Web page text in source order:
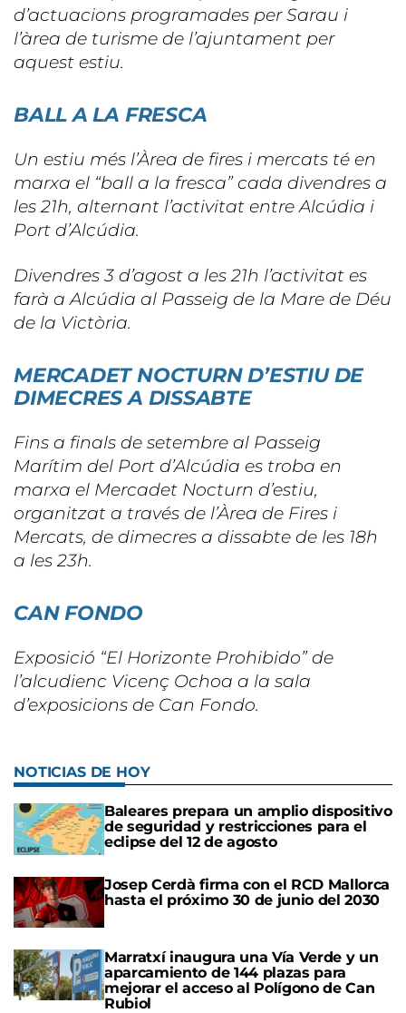
d’actuacions programades per Sarau i
l’àrea de turisme de l’ajuntament per
aquest estiu.
BALL A LA FRESCA
Un estiu més l’Àrea de fires i mercats té en
marxa el “ball a la fresca” cada divendres a
les 21h, alternant l’activitat entre Alcúdia i
Port d’Alcúdia.
Divendres 3 d’agost a les 21h l’activitat es
farà a Alcúdia al Passeig de la Mare de Déu
de la Victòria.
MERCADET NOCTURN D’ESTIU DE
DIMECRES A DISSABTE
Fins a finals de setembre al Passeig
Marítim del Port d’Alcúdia es troba en
marxa el Mercadet Nocturn d’estiu,
organitzat a través de l’Àrea de Fires i
Mercats, de dimecres a dissabte de les 18h
a les 23h.
CAN FONDO
Exposició “El Horizonte Prohibido” de
l’alcudienc Vicenç Ochoa a la sala
d’exposicions de Can Fondo.
NOTICIAS DE HOY
Baleares prepara un amplio dispositivo
de seguridad y restricciones para el
eclipse del 12 de agosto
Josep Cerdà firma con el RCD Mallorca
hasta el próximo 30 de junio del 2030
Marratxí inaugura una Vía Verde y un
aparcamiento de 144 plazas para
mejorar el acceso al Polígono de Can
Rubiol